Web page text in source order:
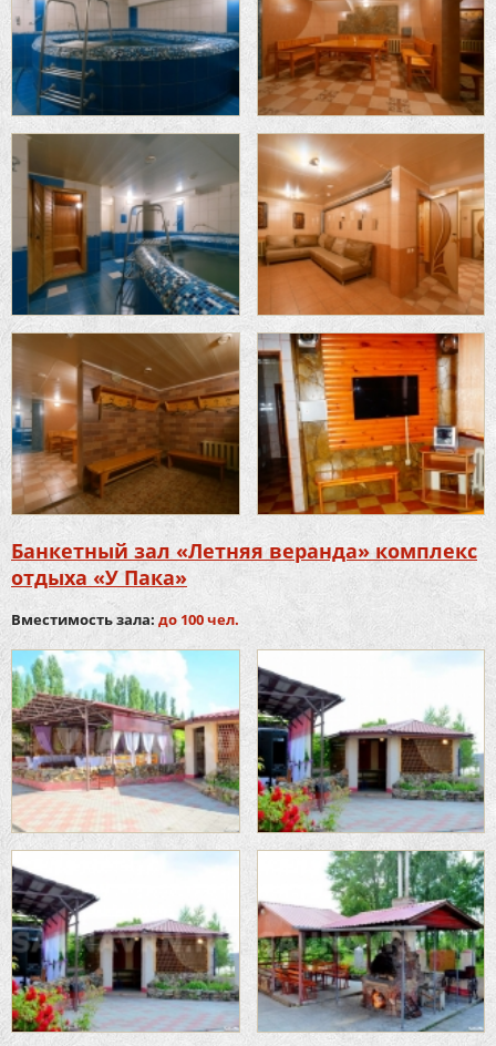
Банкетный зал «Летняя веранда» комплекс
отдыха «У Пака»
Вместимость зала: до 100 чел.